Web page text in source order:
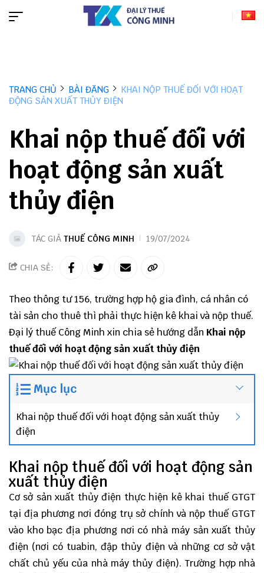
TRANG CHỦ BÀI ĐĂNG
KHAI NỘP THUẾ ĐỐI VỚI HOẠT
ĐỘNG SẢN XUẤT THỦY ĐIỆN
Khai nộp thuế đối với
hoạt động sản xuất
thủy điện
TÁC GIẢ THUẾ CÔNG MINH 19/07/2024
CHIA SẺ:
Theo thông tư 156, trường hợp hộ gia đình, cá nhân có
tài sản cho thuê thì phải thực hiện kê khai và nộp thuế.
Đại lý thuế Công Minh xin chia sẻ hướng dẫn Khai nộp
thuế đối với hoạt động sản xuất thủy điện
Mục lục
Khai nộp thuế đối với hoạt động sản xuất thủy
điện
Khai nộp thuế đối với hoạt động sản
xuất thủy điện
Cơ sở sản xuất thủy điện thực hiện kê khai thuế GTGT
tại địa phương nơi đóng trụ sở chính và nộp thuế GTGT
vào kho bạc địa phương nơi có nhà máy sản xuất thủy
điện (nơi có tuabin, đập thủy điện và những cơ sở vật
chất chủ yếu của nhà máy thủy điện). Trường hợp nhà